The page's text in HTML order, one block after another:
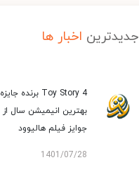
جدیدترین اخبار ها
Toy Story 4 برنده جایزه
بهترین انیمیشن سال از
جوایز فیلم هالیوود
1401/07/28